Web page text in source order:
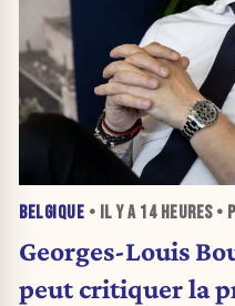
BELGIQUE • IL Y A 14 HEURES•
Georges-Louis
peut critiquer la